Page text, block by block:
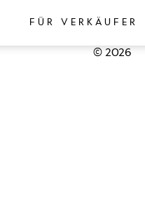
FÜR VERKÄUFER
© 2026